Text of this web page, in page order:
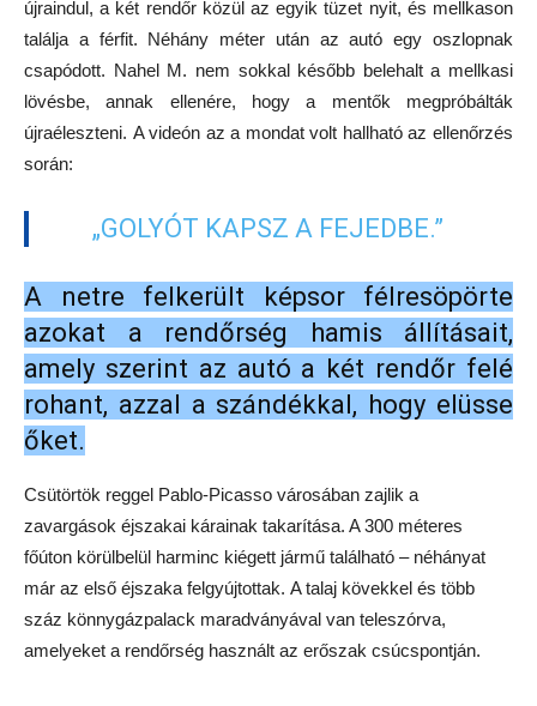
újraindul, a két rendőr közül az egyik tüzet nyit, és mellkason
találja a férfit. Néhány méter után az autó egy oszlopnak
csapódott. Nahel M. nem sokkal később belehalt a mellkasi
lövésbe, annak ellenére, hogy a mentők megpróbálták
újraéleszteni. A videón az a mondat volt hallható az ellenőrzés
során:
„GOLYÓT KAPSZ A FEJEDBE.”
A netre felkerült képsor félresöpörte
azokat a rendőrség hamis állításait,
amely szerint az autó a két rendőr felé
rohant, azzal a szándékkal, hogy elüsse
őket.
Csütörtök reggel Pablo-Picasso városában zajlik a
zavargások éjszakai kárainak takarítása. A 300 méteres
főúton körülbelül harminc kiégett jármű található – néhányat
már az első éjszaka felgyújtottak. A talaj kövekkel és több
száz könnygázpalack maradványával van teleszórva,
amelyeket a rendőrség használt az erőszak csúcspontján.